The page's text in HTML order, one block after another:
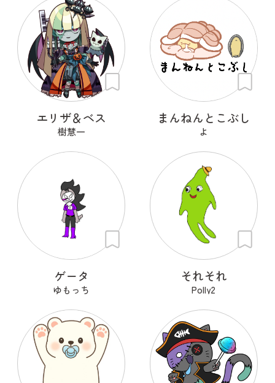
エリザ＆ベス
樹慧一
まんねんとこぶし
よ
ゲータ
ゆもっち
それそれ
Polly2